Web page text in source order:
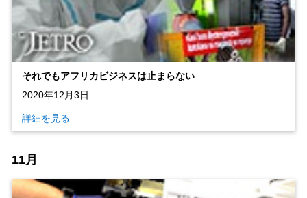
それでもアフリカビジネスは止まらない
2020年12月3日
詳細を見る
11月